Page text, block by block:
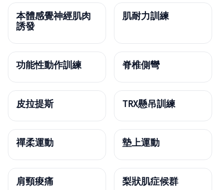
本體感覺神經肌肉
誘發
肌耐力訓練
功能性動作訓練 脊椎側彎
皮拉提斯 TRX懸吊訓練
禪柔運動 墊上運動
肩頸痠痛 梨狀肌症候群